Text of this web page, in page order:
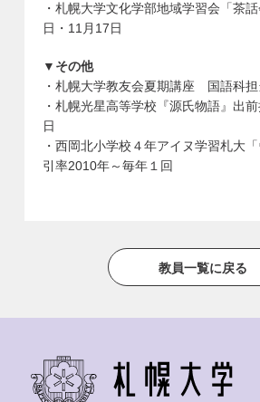
・札幌大学文化学部地域学習会「茶
日・11月17日
▼その他
・札幌大学教友会夏期講座 国語科
・札幌光星高等学校『源氏物語』出
日
・西岡北小学校４年アイヌ学習札大「
引率2010年～毎年１回
教員一覧に戻る